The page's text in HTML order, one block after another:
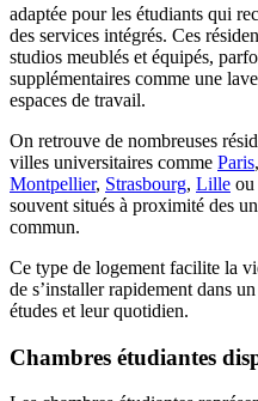
adaptée pour les étudiants qui
des services intégrés. Ces
studios meublés et équipés,
supplémentaires comme une
espaces de travail.
On retrouve de nombreuses
villes universitaires comme Paris,
Montpellier, Strasbourg, Lille ou
souvent situés à proximité des
commun.
Ce type de logement facilite la
de s’installer rapidement dans
études et leur quotidien.
Chambres étudiantes